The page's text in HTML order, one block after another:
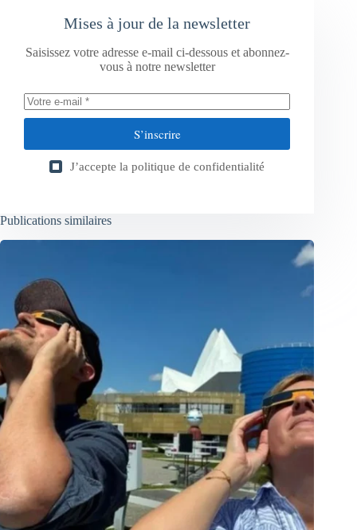
Mises à jour de la newsletter
Saisissez votre adresse e-mail ci-dessous et abonnez-
vous à notre newsletter
S’inscrire
J’accepte la politique de confidentialité
Publications similaires